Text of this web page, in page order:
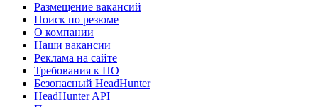
Размещение вакансий
Поиск по резюме
О компании
Наши вакансии
Реклама на сайте
Требования к ПО
Безопасный HeadHunter
HeadHunter API